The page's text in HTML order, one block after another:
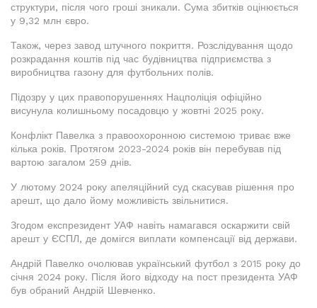
структури, після чого гроші зникали. Сума збитків оцінюється
у 9,32 млн євро.
Також, через завод штучного покриття. Розслідування щодо
розкрадання коштів під час будівництва підприємства з
виробництва газону для футбольних полів.
Підозру у цих правопорушеннях Нацполіція офіційно
висунула колишньому посадовцю у жовтні 2025 року.
Конфлікт Павелка з правоохоронною системою триває вже
кілька років. Протягом 2023-2024 років він перебував під
вартою загалом 259 днів.
У лютому 2024 року апеляційний суд скасував рішення про
арешт, що дало йому можливість звільнитися.
Згодом експрезидент УАФ навіть намагався оскаржити свій
арешт у ЄСПЛ, де домігся виплати компенсації від держави.
Андрій Павелко очолював український футбол з 2015 року до
січня 2024 року. Після його відходу на пост президента УАФ
був обраний Андрій Шевченко.